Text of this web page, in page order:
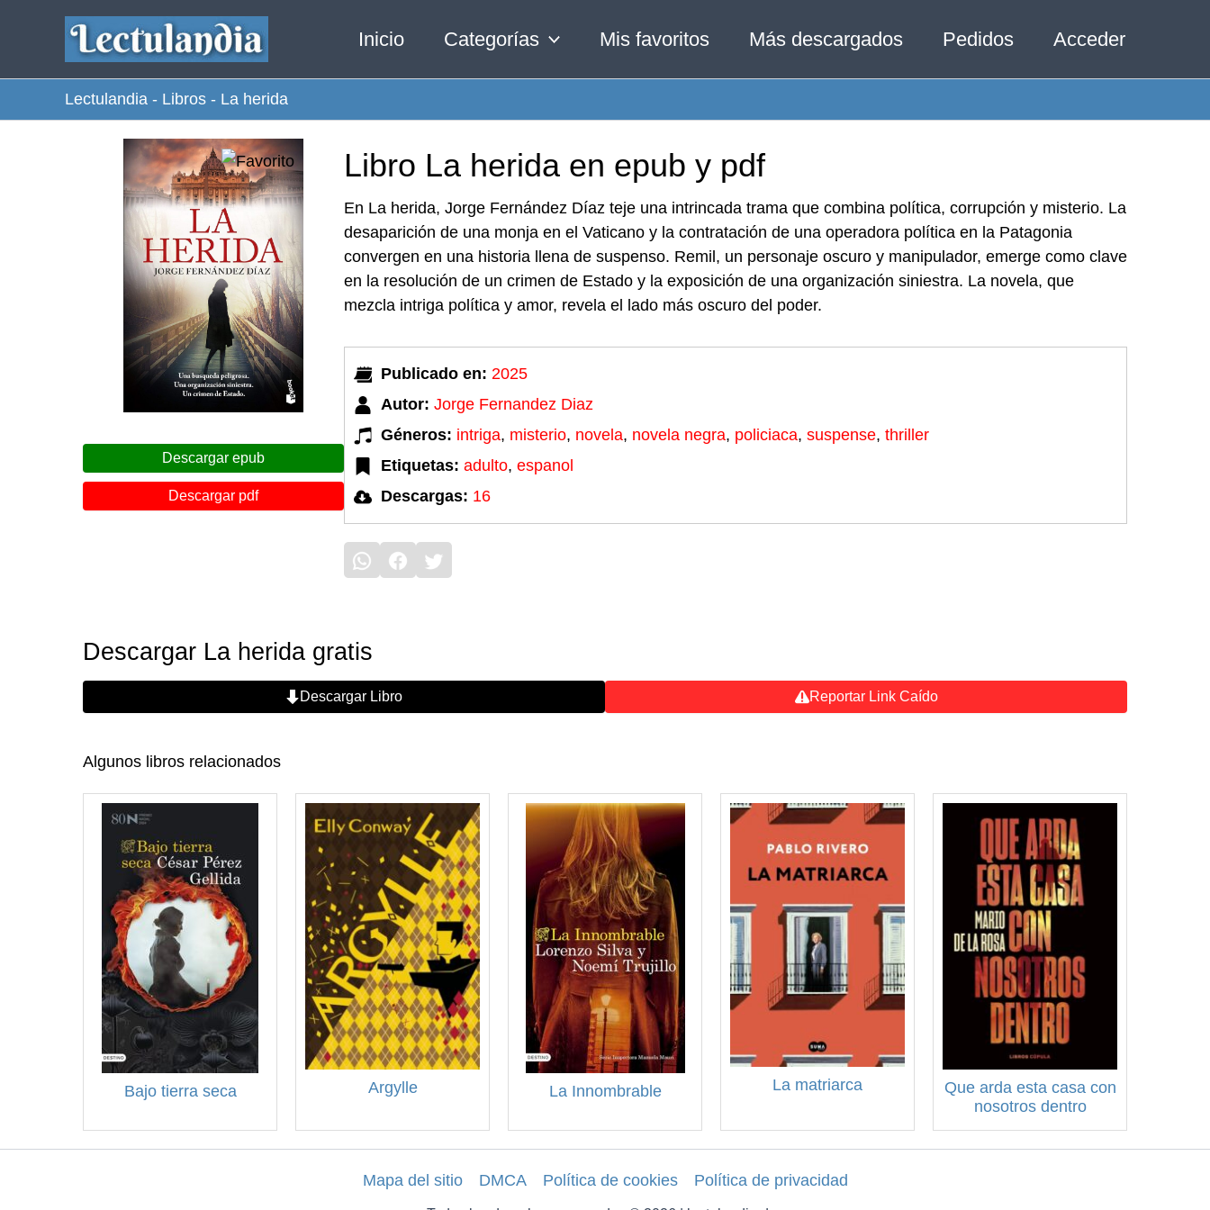
contenido
Inicio Categorías Mis favoritos Más descargados Pedidos Acceder
Lectulandia - Libros - La herida
Descargar epub
Descargar pdf
Libro La herida en epub y pdf
En La herida, Jorge Fernández Díaz teje una intrincada trama que combina política, corrupción y misterio. La
desaparición de una monja en el Vaticano y la contratación de una operadora política en la Patagonia
convergen en una historia llena de suspenso. Remil, un personaje oscuro y manipulador, emerge como clave
en la resolución de un crimen de Estado y la exposición de una organización siniestra. La novela, que
mezcla intriga política y amor, revela el lado más oscuro del poder.
Publicado en: 2025
Autor: Jorge Fernandez Diaz
Géneros: intriga, misterio, novela, novela negra, policiaca, suspense, thriller
Etiquetas: adulto, espanol
Descargas: 16
Descargar La herida gratis
Descargar Libro Reportar Link Caído
Algunos libros relacionados
Bajo tierra seca Argylle La Innombrable La matriarca
Que arda esta casa con
nosotros dentro
Mapa del sitio DMCA Política de cookies Política de privacidad